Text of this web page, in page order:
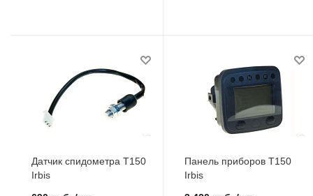
Датчик спидометра Т150
Irbis
Панель приборов Т150
Irbis